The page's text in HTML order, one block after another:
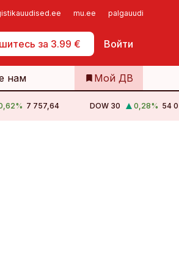
mu.ee palgauudised.ee
за 3.99 € Войти
Самообслуживание
нам Мой ДВ
% 7 757,64 DOW 30 0,28% 54